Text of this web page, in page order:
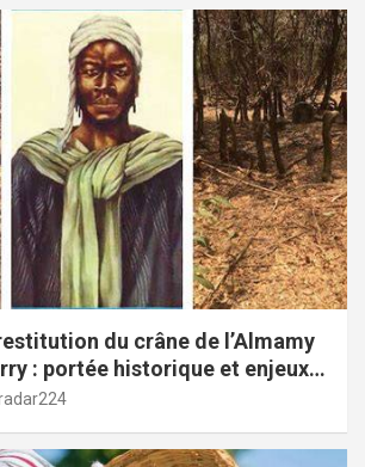
du crâne de l’Almamy
: portée historique et enjeux